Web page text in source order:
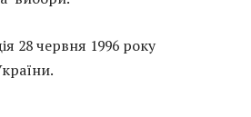
28 червня 1996 року